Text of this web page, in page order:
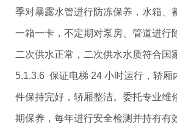
季对暴露水管进行防冻保养，水箱、
一箱一卡，不定期对泵房、管道进行
二次供水正常，二次供水水质符合国
5.1.3.6 保证电梯 24 小时运行，轿厢
件保持完好，轿厢整洁。委托专业维
期保养，每年进行安全检测并持有有